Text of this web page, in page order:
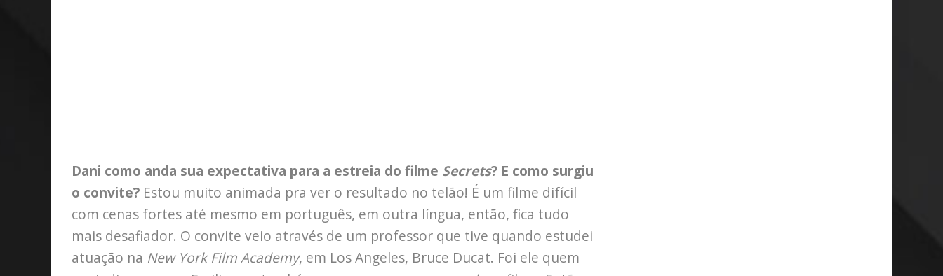
Dani como anda sua expectativa para a estreia do filme Secrets? E como surgiu
o convite? Estou muito animada pra ver o resultado no telão! É um filme difícil
com cenas fortes até mesmo em português, em outra língua, então, fica tudo
mais desafiador. O convite veio através de um professor que tive quando estudei
atuação na New York Film Academy, em Los Angeles, Bruce Ducat. Foi ele quem